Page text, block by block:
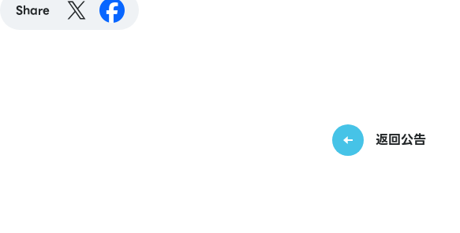
Share
返回公告